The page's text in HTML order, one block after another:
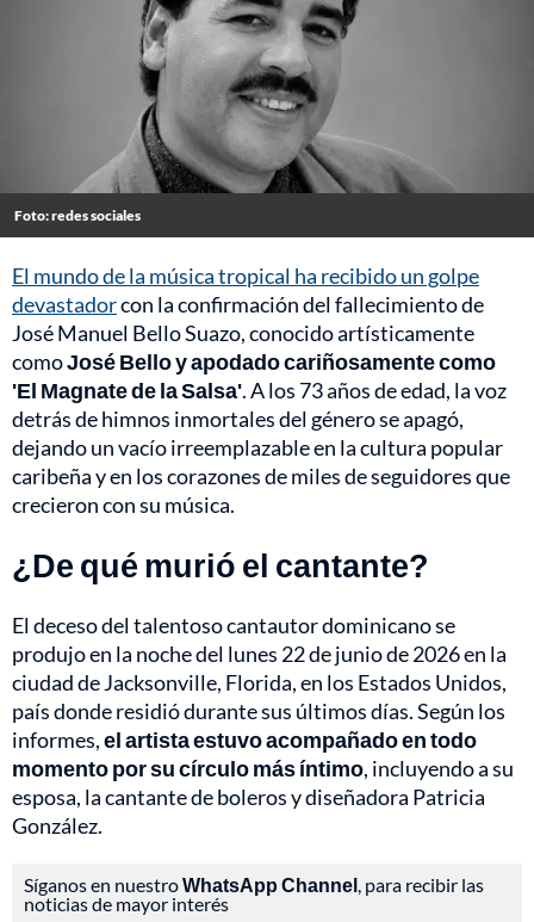
Foto: redes sociales
El mundo de la música tropical ha recibido un golpe
devastadorcon la confirmación del fallecimiento de
José Manuel Bello Suazo, conocido artísticamente
comoJosé Bello y apodado cariñosamente como
'El Magnate de la Salsa'. A los 73 años de edad, la voz
detrás de himnos inmortales del género se apagó,
dejando un vacío irreemplazable en la cultura popular
caribeña y en los corazones de miles de seguidores que
crecieron con su música.
¿De qué murió el cantante?
El deceso del talentoso cantautor dominicano se
produjo en la noche del lunes 22 de junio de 2026 en la
ciudad de Jacksonville, Florida, en los Estados Unidos,
país donde residió durante sus últimos días. Según los
informes,el artista estuvo acompañado en todo
momento por su círculo más íntimo, incluyendo a su
esposa, la cantante de boleros y diseñadora Patricia
González.
Síganos en nuestroWhatsApp Channel, para recibir las
noticias de mayor interés